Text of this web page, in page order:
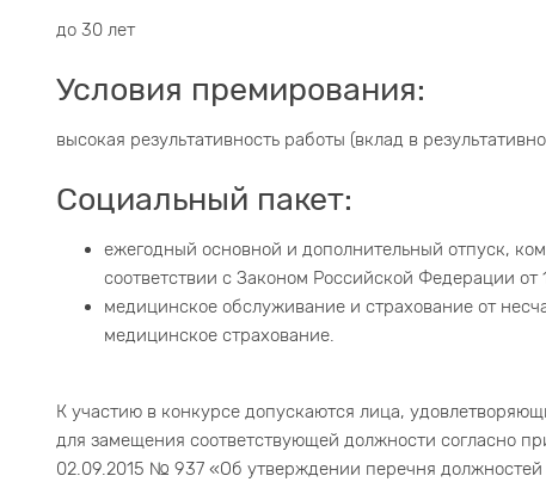
до 30 лет
Условия премирования:
высокая результативность работы (вклад в
Социальный пакет:
ежегодный основной и дополнительный отпуск,
соответствии с Законом Российской Федерации
медицинское обслуживание и страхование от
медицинское страхование.
К участию в конкурсе допускаются лица,
для замещения соответствующей должности согласно
02.09.2015 № 937 «Об утверждении перечня